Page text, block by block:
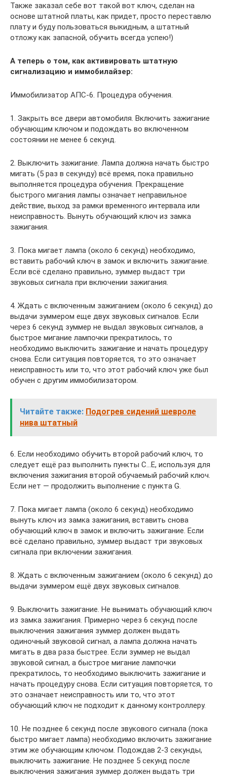
Также заказал себе вот такой вот ключ, сделан на
основе штатной платы, как придет, просто переставлю
плату и буду пользоваться выкидным, а штатный
отложу как запасной, обучить всегда успею!)
А теперь о том, как активировать штатную
сигнализацию и иммобилайзер:
Иммобилизатор АПС-6. Процедура обучения.
1. Закрыть все двери автомобиля. Включить зажигание
обучающим ключом и подождать во включенном
состоянии не менее 6 секунд.
2. Выключить зажигание. Лампа должна начать быстро
мигать (5 раз в секунду) всё время, пока правильно
выполняется процедура обучения. Прекращение
быстрого мигания лампы означает неправильное
действие, выход за рамки временного интервала или
неисправность. Вынуть обучающий ключ из замка
зажигания.
3. Пока мигает лампа (около 6 секунд) необходимо,
вставить рабочий ключ в замок и включить зажигание.
Если всё сделано правильно, зуммер выдаст три
звуковых сигнала при включении зажигания.
4. Ждать с включенным зажиганием (около 6 секунд) до
выдачи зуммером еще двух звуковых сигналов. Если
через 6 секунд зуммер не выдал звуковых сигналов, а
быстрое мигание лампочки прекратилось, то
необходимо выключить зажигание и начать процедуру
снова. Если ситуация повторяется, то это означает
неисправность или то, что этот рабочий ключ уже был
обучен с другим иммобилизатором.
Читайте также: Подогрев сидений шевроле
нива штатный
6. Если необходимо обучить второй рабочий ключ, то
следует ещё раз выполнить пункты C…E, используя для
включения зажигания второй обучаемый рабочий ключ.
Если нет — продолжить выполнение с пункта G.
7. Пока мигает лампа (около 6 секунд) необходимо
вынуть ключ из замка зажигания, вставить снова
обучающий ключ в замок и включить зажигание. Если
всё сделано правильно, зуммер выдаст три звуковых
сигнала при включении зажигания.
8. Ждать с включенным зажиганием (около 6 секунд) до
выдачи зуммером ещё двух звуковых сигналов.
9. Выключить зажигание. Не вынимать обучающий ключ
из замка зажигания. Примерно через 6 секунд после
выключения зажигания зуммер должен выдать
одиночный звуковой сигнал, а лампа должна начать
мигать в два раза быстрее. Если зуммер не выдал
звуковой сигнал, а быстрое мигание лампочки
прекратилось, то необходимо выключить зажигание и
начать процедуру снова. Если ситуация повторяется, то
это означает неисправность или то, что этот
обучающий ключ не подходит к данному контроллеру.
10. Не позднее 6 секунд после звукового сигнала (пока
быстро мигает лампа) необходимо включить зажигание
этим же обучающим ключом. Подождав 2-3 секунды,
выключить зажигание. Не позднее 5 секунд после
выключения зажигания зуммер должен выдать три